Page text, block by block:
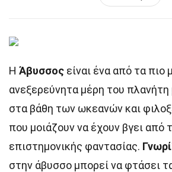
Η Άβυσσος είναι ένα από τα πιο
ανεξερεύνητα μέρη του πλανήτη
στα βάθη των ωκεανών και
που μοιάζουν να έχουν βγει από
επιστημονικής φαντασίας.
στην άβυσσο μπορεί να φτάσει